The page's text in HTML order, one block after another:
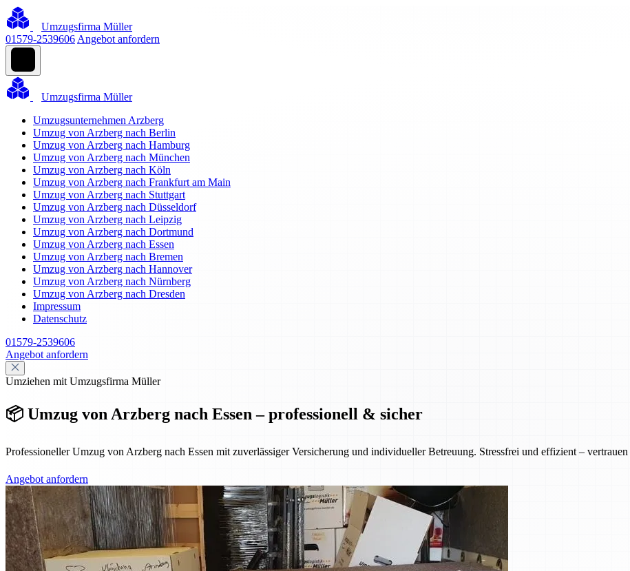
Umzugsfirma Müller
01579-2539606 Angebot anfordern
Umzugsfirma Müller
Umzugsunternehmen Arzberg
Umzug von Arzberg nach Berlin
Umzug von Arzberg nach Hamburg
Umzug von Arzberg nach München
Umzug von Arzberg nach Köln
Umzug von Arzberg nach Frankfurt am Main
Umzug von Arzberg nach Stuttgart
Umzug von Arzberg nach Düsseldorf
Umzug von Arzberg nach Leipzig
Umzug von Arzberg nach Dortmund
Umzug von Arzberg nach Essen
Umzug von Arzberg nach Bremen
Umzug von Arzberg nach Hannover
Umzug von Arzberg nach Nürnberg
Umzug von Arzberg nach Dresden
Impressum
Datenschutz
01579-2539606
Angebot anfordern
Umziehen mit Umzugsfirma Müller
📦 Umzug von Arzberg nach Essen – professionell & sicher
Professioneller Umzug von Arzberg nach Essen mit zuverlässiger Versicherung und individueller Betreuung. Stressfrei und effizient –
Angebot anfordern